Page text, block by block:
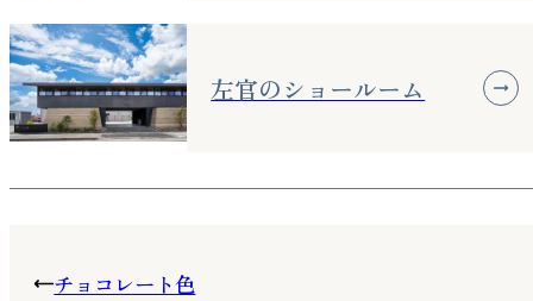
左官のショールーム
チョコレート色